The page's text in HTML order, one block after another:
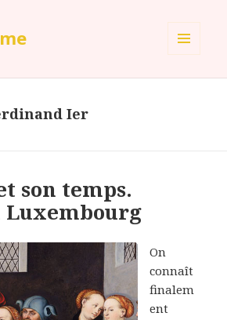
Ier
son temps.
Luxembourg
On
connaît
finalem
ent